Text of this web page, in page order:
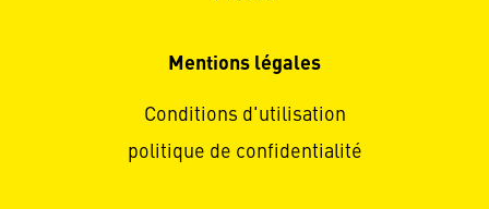
Mentions légales
Conditions d'utilisation
politique de confidentialité